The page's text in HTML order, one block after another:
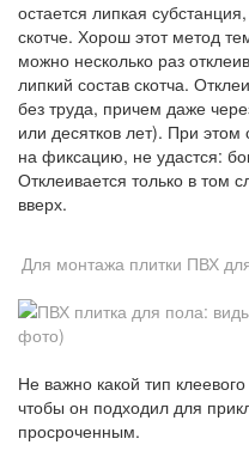
остается липкая
скотче. Хорош этот метод
можно несколько раз
липкий состав скотча.
без труда, причем даже
или десятков лет). При
на фиксацию, не удастся:
Отклеивается только в том
вверх.
Для монтажа плитки ПВХ
Не важно какой тип
чтобы он подходил для
просроченным.